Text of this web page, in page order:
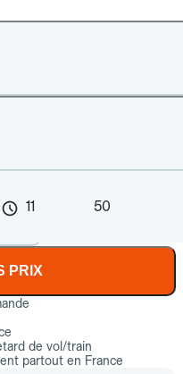
11 50
PRIX
de vol/train
partout en France